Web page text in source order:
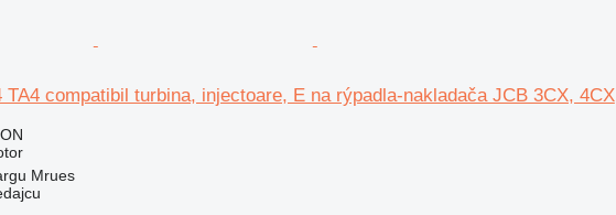
TA4 compatibil turbina, injectoare, E na rýpadla-nakladača JCB 3CX, 4CX
Mrues